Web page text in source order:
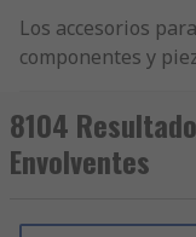
Los accesorios
componentes y
equipos que se
distintos
electrónicos. Los
seleccionado.
8104
Envolventes